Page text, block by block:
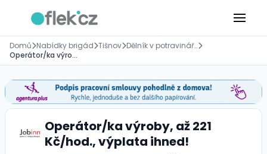
Domů Nabídky brigád Tišnov
Dělník v potravinářství
Operátor/ka výroby, až 221 Kč/hod., výplata ihned!
Operátor/ka výroby, až 221
Kč/hod., výplata ihned!